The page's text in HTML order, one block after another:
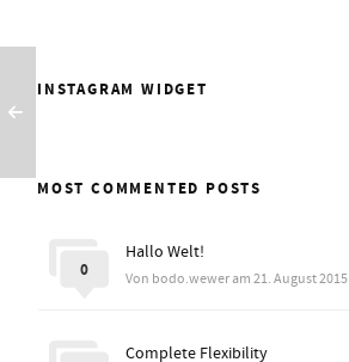
INSTAGRAM WIDGET
MOST COMMENTED POSTS
Hallo Welt!
Von bodo.wewer am 21. August 2015
0
Complete Flexibility